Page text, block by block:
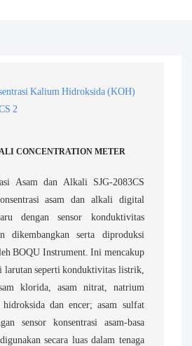
CONCENTRATION METER
Asam dan Alkali SJG-2083CS
asam dan alkali digital
dengan sensor konduktivitas
dikembangkan serta diproduksi
BOQU Instrument. Ini mencakup
larutan seperti konduktivitas listrik,
klorida, asam nitrat, natrium
dan encer; asam sulfat
sensor konsentrasi asam-basa
secara luas dalam tenaga